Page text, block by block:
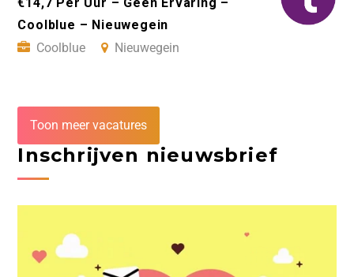
Coolblue – Nieuwegein
Coolblue
Nieuwegein
Toon meer vacatures
Inschrijven nieuwsbrief